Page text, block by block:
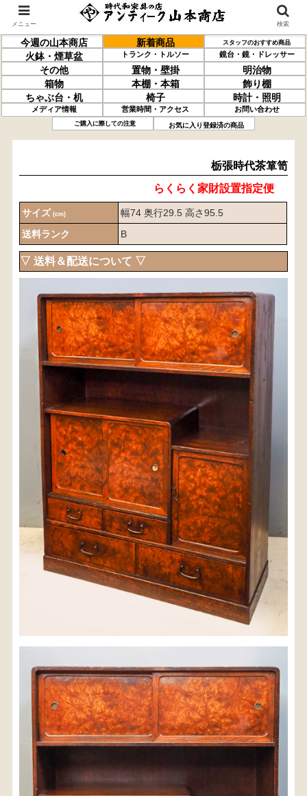
今週の山本商店 新着商品 スタッフのおすすめ商品
火鉢・煙草盆 トランク・トルソー 鏡台・鏡・ドレッサー
その他 置物・壁掛
明治物
箱物
本棚・本箱
飾り棚
ちゃぶ台・机
椅子 時計・照明
メディア情報 営業時間・アクセス お問い合わせ
ご購入に際しての注意 お気に入り登録済の商品
時代茶箪笥
栃張時代茶箪笥
らくらく家財設置指定便
サイズ (cm)
幅74 奥行29.5 高さ95.5
送料ランク
B
▽ 送料＆配送について ▽
〈送料について〉
・商品代金に送料は含まれておりません。
・送料は、商品のサイズ・発送先地域によって異なり
ます。
・ご購入手続きを進める途中で「宅急便」を選択いた
だくと、自動的に送料が加算されます。
・配送についての詳細は、
こちら
【送料を確認する】
お届け先、送料ランクを選択する事で送料が表
示されます。
お届け先
送料ランク
配送料金(税込)
店舗までお問い合わせ下さい。
03-3468-0853
メニュー 検索